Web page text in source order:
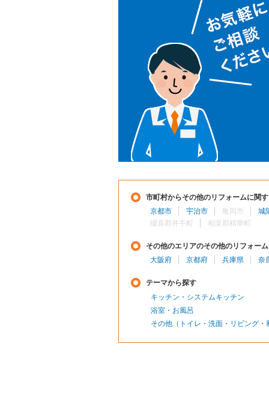
市町村からその他のリフォームに関
京都市
宇治市 亀岡市
城
綴喜郡井手町
相楽郡精華町
その他のエリアのその他のリフォー
大阪府
京都府 兵庫県 奈
テーマから探す
キッチン・システムキッチン
浴室・お風呂
その他（トイレ・洗面・リビング